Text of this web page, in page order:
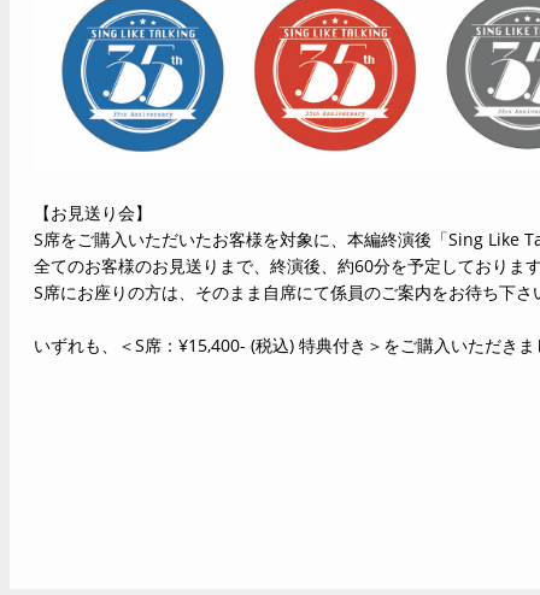
【お見送り会】
S席をご購入いただいたお客様を対象に、本編終演後「Sing Like
全てのお客様のお見送りまで、終演後、約60分を予定しておりま
S席にお座りの方は、そのまま自席にて係員のご案内をお待ち下さ
いずれも、 ＜S席：¥15,400- (税込) 特典付き＞ をご購入いただき